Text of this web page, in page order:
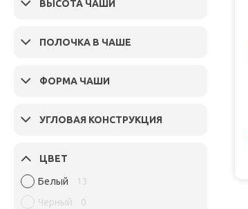
ВЫСОТА ЧАШИ
ПОЛОЧКА В ЧАШЕ
ФОРМА ЧАШИ
УГЛОВАЯ КОНСТРУКЦИЯ
ЦВЕТ
Белый
13
Черный
0